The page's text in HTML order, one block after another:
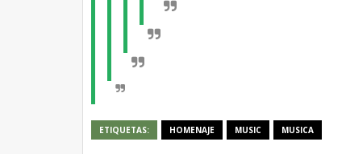
ETIQUETAS: HOMENAJE MUSIC MUSICA